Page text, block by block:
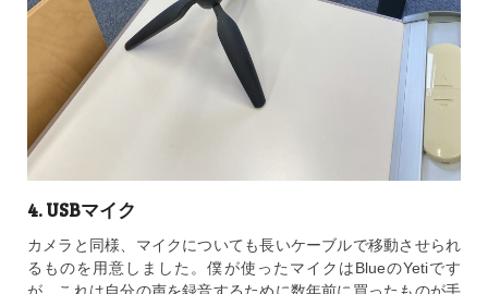
4. USBマイク
カメラと同様、マイクについても長いケーブルで移動させられ
るものを用意しました。僕が使ったマイクはBlueのYetiです